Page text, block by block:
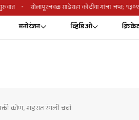
सोलापूरजवळ साडेसहा कोटींचा गांजा जप्त;
मनोरंजन व्हिडिओ
कोण, शहरात रंगली चर्चा